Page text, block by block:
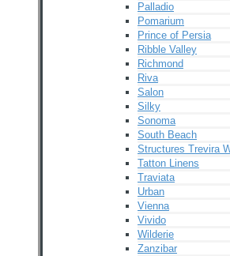
Palladio
Pomarium
Prince of Persia
Ribble Valley
Richmond
Riva
Salon
Silky
Sonoma
South Beach
Structures Trevira
Tatton Linens
Traviata
Urban
Vienna
Vivido
Wilderie
Zanzibar